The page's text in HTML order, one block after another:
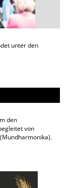
unter den
den
von